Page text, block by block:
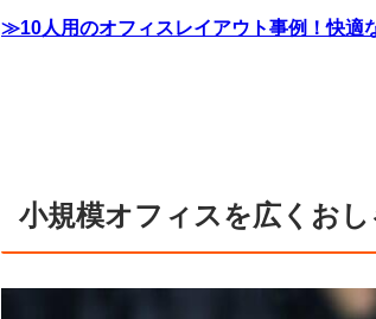
≫10人用のオフィスレイアウト事例！快適
小規模オフィスを広くお